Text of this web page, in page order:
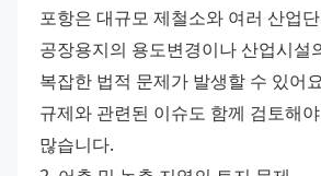
포항은 대규모 제철소와 여러 산업
공장용지의 용도변경이나 산업시설
복잡한 법적 문제가 발생할 수 있어
규제와 관련된 이슈도 함께 검토해
많습니다.